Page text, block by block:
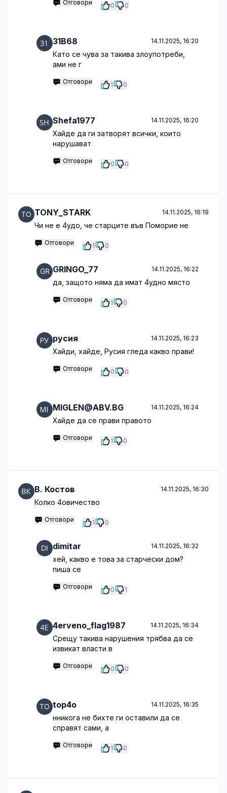
Отговори 0 0
31B68 14.11.2025, 16:20
Като се чува за такива злоупотреби,
ами не г
Отговори 1 0
Shefa1977 14.11.2025, 16:20
Хайде да ги затворят всички, които
нарушават
Отговори 0 0
TONY_STARK 14.11.2025, 16:19
Чи не е 4удо, че старците във Поморие не
Отговори 1 0
GRINGO_77 14.11.2025, 16:22
да, защото няма да имат 4удно място
Отговори 1 0
русия 14.11.2025, 16:23
Хайди, хайде, Русия гледа какво прави!
Отговори 0 0
MIGLEN@ABV.BG 14.11.2025, 16:24
Хайде да се прави правото
Отговори 1 0
B. Костов 14.11.2025, 16:30
Колко 4овичество
Отговори 1 0
dimitar 14.11.2025, 16:32
хей, какво е това за старчески дом?
пиша се
Отговори 0 1
4erveno_flag1987 14.11.2025, 16:34
Срещу такива нарушения трябва да се
извикат власти в
Отговори 0 0
top4o 14.11.2025, 16:35
нникога не бихте ги оставили да се
справят сами, а
Отговори 1 0